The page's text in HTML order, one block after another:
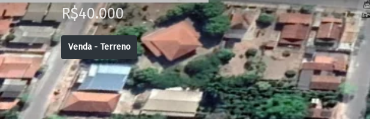
R$40.000
Venda - Terreno